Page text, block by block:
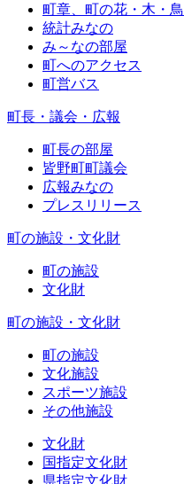
町章、町の花・木・鳥
統計みなの
み～なの部屋
町へのアクセス
町営バス
町長・議会・広報
町長の部屋
皆野町町議会
広報みなの
プレスリリース
町の施設・文化財
町の施設
文化財
町の施設・文化財
町の施設
文化施設
スポーツ施設
その他施設
文化財
国指定文化財